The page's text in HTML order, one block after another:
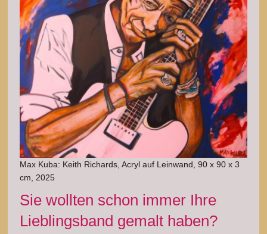
Max Kuba: Keith Richards, Acryl auf Leinwand, 90 x 90 x 3
cm, 2025
Sie wollten schon immer Ihre
Lieblingsband gemalt haben?